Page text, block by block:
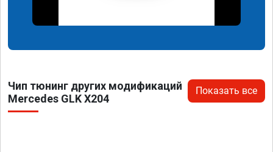
Чип тюнинг других модификаций
Mercedes GLK X204
Показать все